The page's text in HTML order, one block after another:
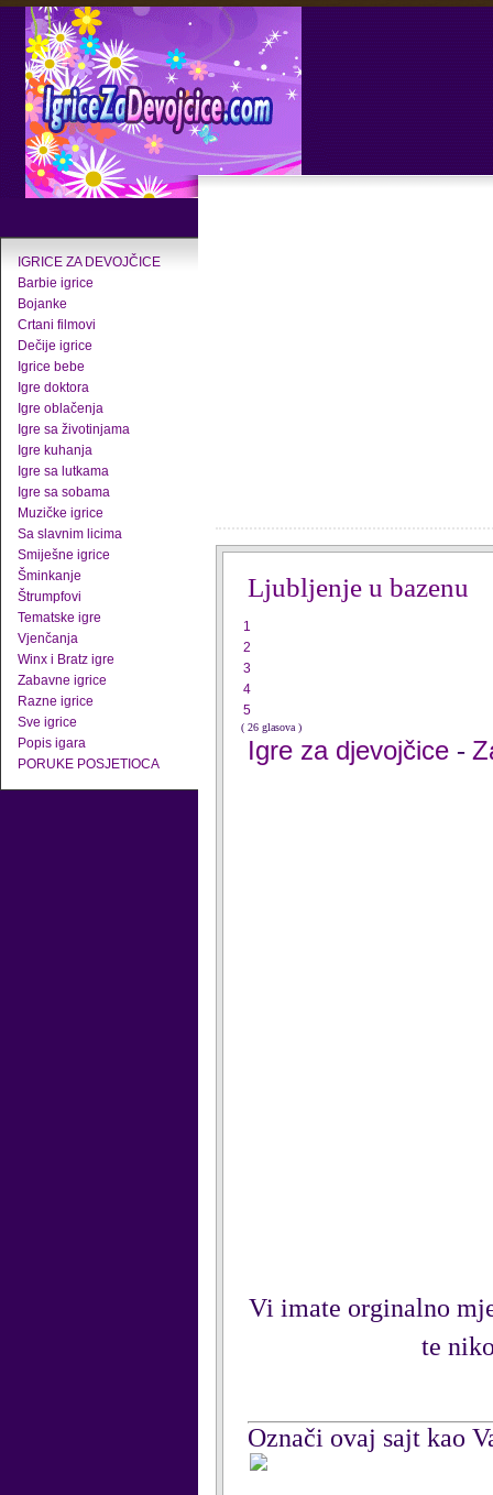
IGRICE ZA DEVOJČICE
Barbie igrice
Bojanke
Crtani filmovi
Dečije igrice
Igrice bebe
Igre doktora
Igre oblačenja
Igre sa životinjama
Igre kuhanja
Igre sa lutkama
Igre sa sobama
Muzičke igrice
Sa slavnim licima
Smiješne igrice
Šminkanje
Štrumpfovi
Tematske igre
Vjenčanja
Winx i Bratz igre
Zabavne igrice
Razne igrice
Sve igrice
Popis igara
PORUKE POSJETIOCA
Ljubljenje u bazenu
1
2
3
4
5
( 26 glasova )
Igre za djevojčice -
Vi imate orginalno
te
Označi ovaj sajt kao